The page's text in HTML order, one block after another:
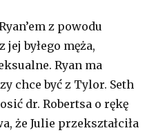
z powodu
byłego męża,
Ryan ma
chce być z Tylor. Seth
dr. Robertsa o rękę
że Julie przekształciła